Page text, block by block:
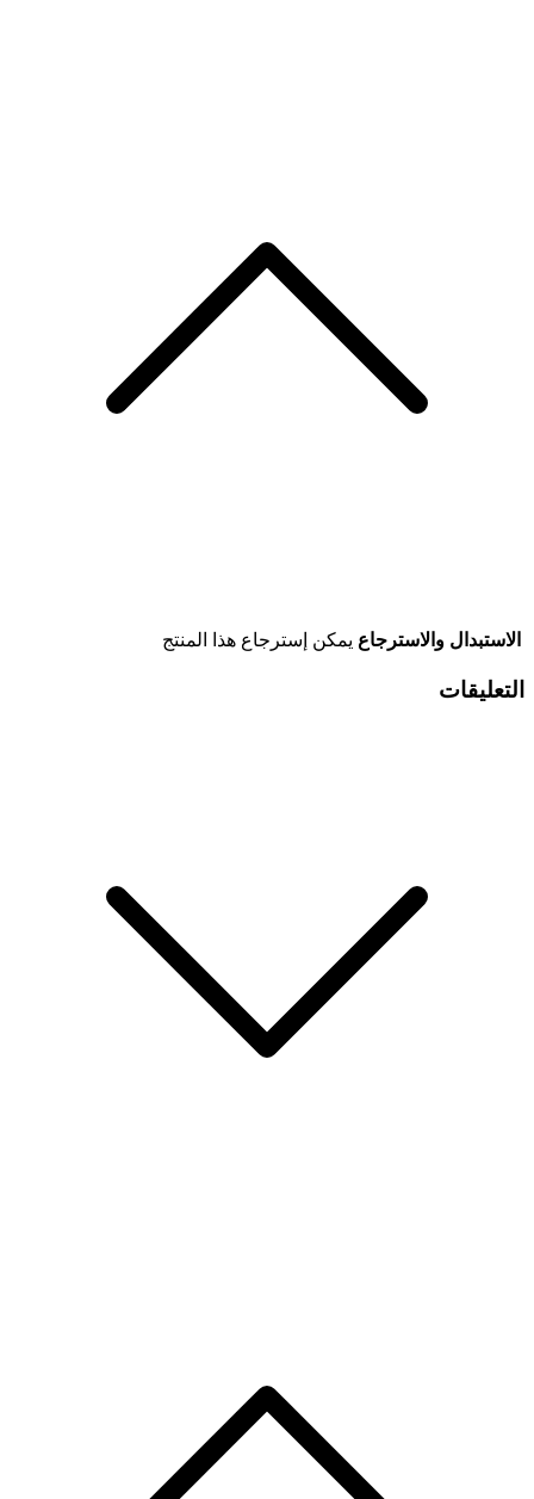
الاستبدال والاسترجاع يمكن إسترجاع هذا المنتج
التعليقات